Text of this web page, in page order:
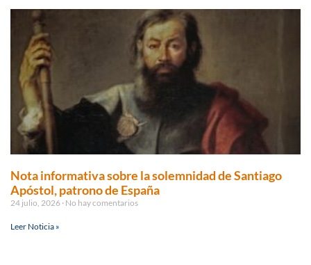
Nota informativa sobre la solemnidad de Santiago
Apóstol, patrono de España
24 julio, 2026 No hay comentarios
Leer Noticia »